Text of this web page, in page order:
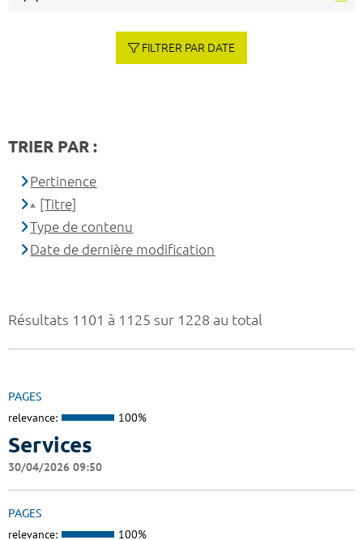
Résultats 1101 à 1125 sur 1228 au total
PAGES
relevance: 100%
Services
30/04/2026 09:50
PAGES
relevance: 100%
FILTRER PAR DATE
TRIER PAR :
Pertinence
[Titre]
Type de contenu
Date de dernière modification